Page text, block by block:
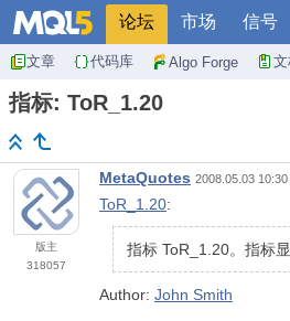
论坛 市场 信号
文章 代码库 Algo Forge 文
指标: ToR_1.20
版主
318057
MetaQuotes 2008.05.03 10:30
ToR_1.20:
指标 ToR_1.20。指标
Author: John Smith